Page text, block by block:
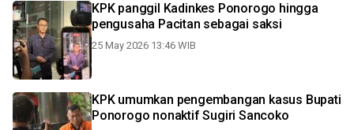
KPK panggil Kadinkes Ponorogo hingga
pengusaha Pacitan sebagai saksi
25 May 2026 13:46 WIB
KPK umumkan pengembangan kasus Bupati
Ponorogo nonaktif Sugiri Sancoko